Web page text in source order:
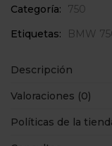
Categoría:
750
Etiquetas:
BMW
Descripción
Valoraciones (0)
Políticas de la